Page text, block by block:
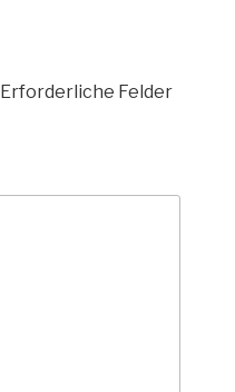
Erforderliche Felder